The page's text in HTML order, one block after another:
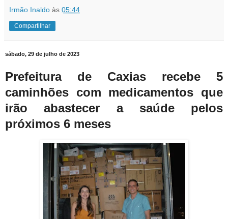
Irmão Inaldo às 05:44
Compartilhar
sábado, 29 de julho de 2023
Prefeitura de Caxias recebe 5
caminhões com medicamentos que
irão abastecer a saúde pelos
próximos 6 meses